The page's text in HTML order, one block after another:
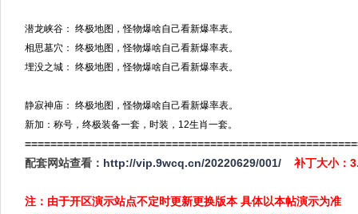
潜龙峡谷： 终极地图，怪物爆啥自己看新爆率表。
相思墓穴： 终极地图，怪物爆啥自己看新爆率表。
埋没之城： 终极地图，怪物爆啥自己看新爆率表。
静寂神庙： 终极地图，怪物爆啥自己看新爆率表。
新加：称号，终极装备一套，时装，12生肖一套。
配套网站查看： http://vip.9wcq.cn/20220629/001/ 补丁大小
注：由于开区演示站点不定时更新更换版本 具体以本帖演示为准